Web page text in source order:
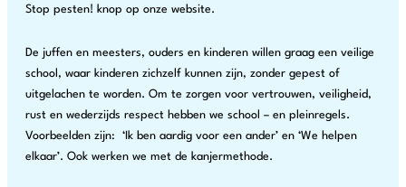
Stop pesten! knop op onze website.
De juffen en meesters, ouders en kinderen willen graag een veilige
school, waar kinderen zichzelf kunnen zijn, zonder gepest of
uitgelachen te worden. Om te zorgen voor vertrouwen, veiligheid,
rust en wederzijds respect hebben we school – en pleinregels.
Voorbeelden zijn: ‘Ik ben aardig voor een ander’ en ‘We helpen
elkaar’. Ook werken we met de kanjermethode.